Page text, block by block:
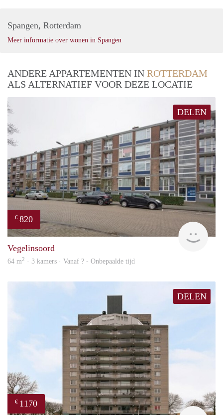
Spangen, Rotterdam
Meer informatie over wonen in Spangen
ANDERE APPARTEMENTEN IN ROTTERDAM
ALS ALTERNATIEF VOOR DEZE LOCATIE
DELEN
€ 820
Vegelinsoord
64 m2 · 3 kamers · Vanaf ? - Onbepaalde tijd
DELEN
€ 1170